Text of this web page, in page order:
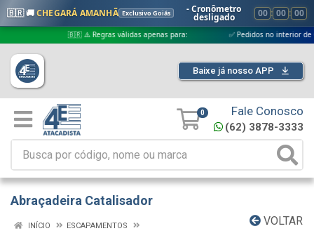
🇧🇷 🚚CHEGARÁ AMANHÃ Exclusivo Goiás - Cronômetro
desligado 00 : 00 : 00
🇧🇷 ⚠️ Regras válidas apenas para: ✅ Pedidos no interior de Goiás
Baixe já nosso APP
0 Fale Conosco
(62) 3878-3333
Abraçadeira Catalisador
VOLTAR
INÍCIO
ESCAPAMENTOS